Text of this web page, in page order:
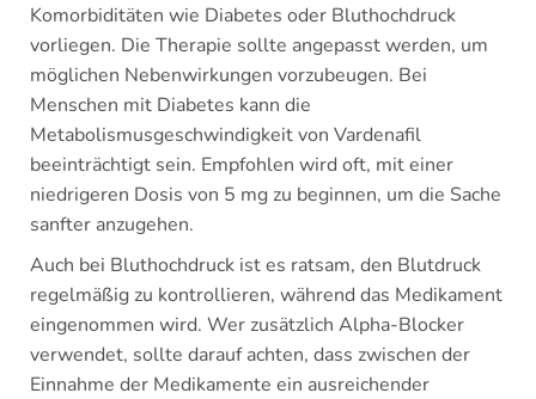
Komorbiditäten wie Diabetes oder Bluthochdruck
vorliegen. Die Therapie sollte angepasst werden, um
möglichen Nebenwirkungen vorzubeugen. Bei
Menschen mit Diabetes kann die
Metabolismusgeschwindigkeit von Vardenafil
beeinträchtigt sein. Empfohlen wird oft, mit einer
niedrigeren Dosis von 5 mg zu beginnen, um die Sache
sanfter anzugehen.
Auch bei Bluthochdruck ist es ratsam, den Blutdruck
regelmäßig zu kontrollieren, während das Medikament
eingenommen wird. Wer zusätzlich Alpha-Blocker
verwendet, sollte darauf achten, dass zwischen der
Einnahme der Medikamente ein ausreichender